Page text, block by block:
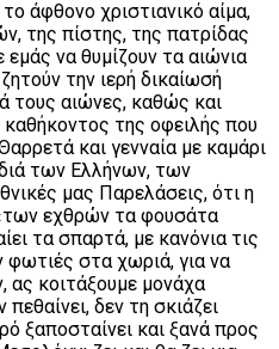
άφθονο χριστιανικό αίμα,
της πίστης, της πατρίδας
εμάς να θυμίζουν τα αιώνια
την ιερή δικαίωσή
τους αιώνες, καθώς και
της οφειλής που
και γενναία με καμάρι
των Ελλήνων, των
μας Παρελάσεις, ότι η
εχθρών τα φουσάτα
τα σπαρτά, με κανόνια τις
στα χωριά, για να
ας κοιτάξουμε μονάχα
δεν τη σκιάζει
ξαποσταίνει και ξανά προς